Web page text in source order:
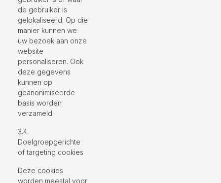
de gebruiker is
gelokaliseerd. Op die
manier kunnen we
uw bezoek aan onze
website
personaliseren. Ook
deze gegevens
kunnen op
geanonimiseerde
basis worden
verzameld.
3.4.
Doelgroepgerichte
of targeting cookies
Deze cookies
worden meestal voor